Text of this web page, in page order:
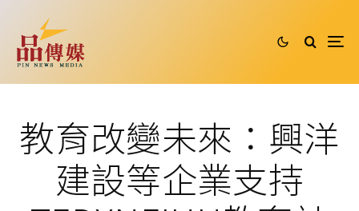
教育改變未來：興洋
建設等企業支持